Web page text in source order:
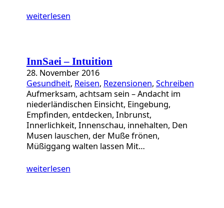
weiterlesen
InnSaei – Intuition
28. November 2016
Gesundheit, Reisen, Rezensionen, Schreiben
Aufmerksam, achtsam sein – Andacht im
niederländischen Einsicht, Eingebung,
Empfinden, entdecken, Inbrunst,
Innerlichkeit, Innenschau, innehalten, Den
Musen lauschen, der Muße frönen,
Müßiggang walten lassen Mit…
weiterlesen